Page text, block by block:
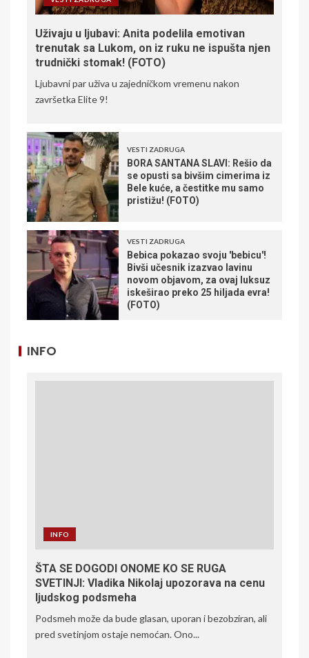
Uživaju u ljubavi: Anita podelila emotivan
trenutak sa Lukom, on iz ruku ne ispušta njen
trudnički stomak! (FOTO)
Ljubavni par uživa u zajedničkom vremenu nakon
završetka Elite 9!
VESTI ZADRUGA
BORA SANTANA SLAVI: Rešio da
se opusti sa bivšim cimerima iz
Bele kuće, a čestitke mu samo
pristižu! (FOTO)
VESTI ZADRUGA
Bebica pokazao svoju 'bebicu'!
Bivši učesnik izazvao lavinu
novom objavom, za ovaj luksuz
iskeširao preko 25 hiljada evra!
(FOTO)
INFO
INFO
ŠTA SE DOGODI ONOME KO SE RUGA
SVETINJI: Vladika Nikolaj upozorava na cenu
ljudskog podsmeha
Podsmeh može da bude glasan, uporan i bezobziran, ali
pred svetinjom ostaje nemoćan. Ono...